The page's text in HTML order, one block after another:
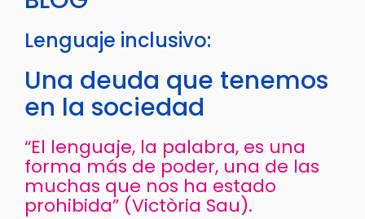
Lenguaje inclusivo:
Una deuda que tenemos
en la sociedad
“El lenguaje, la palabra, es una
forma más de poder, una de las
muchas que nos ha estado
prohibida” (Victòria Sau).